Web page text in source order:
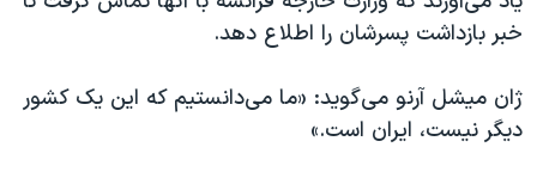
سفر پرزیدنت ترامپ به چین
خبر بازداشت پسرشان را اطلاع دهد.
ژان میشل آرنو می‌گوید: «ما می‌دانستیم که این یک‌ کشور
دیگر نیست، ایران است.»